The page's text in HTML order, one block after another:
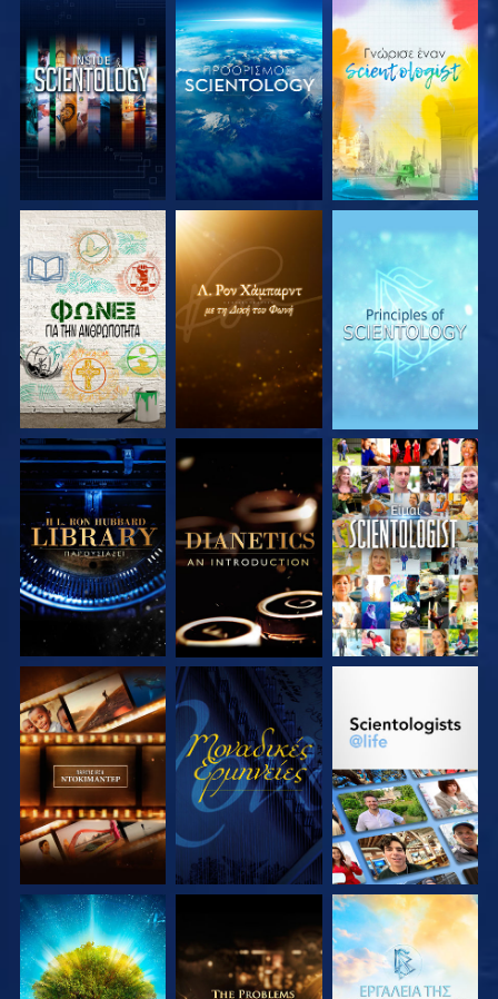
ΕΞΕΡΕΥΝΗΣΤΕ ΤΗ
ΣΕΙΡΑ
ΕΞΕΡΕΥΝΗΣΤΕ ΤΗ
ΣΕΙΡΑ
ΕΞΕΡΕΥΝΗΣΤΕ ΤΗ
ΣΕΙΡΑ
ΕΞΕΡΕΥΝΗΣΤΕ ΤΗ
ΣΕΙΡΑ
ΕΞΕΡΕΥΝΗΣΤΕ ΤΗ
ΣΕΙΡΑ
ΠΑΡΑΚΟΛΟΥΘΗΣΤΕ
ΕΞΕΡΕΥΝΗΣΤΕ ΤΗ
ΣΕΙΡΑ
ΠΑΡΑΚΟΛΟΥΘΗΣΤΕ
ΕΞΕΡΕΥΝΗΣΤΕ ΤΗ
ΕΞΕΡΕΥΝΗΣΤΕ ΤΗ
ΣΕΙΡΑ
ΕΞΕΡΕΥΝΗΣΤΕ ΤΗ
ΣΕΙΡΑ
ΕΞΕΡΕΥΝΗΣΤΕ ΤΗ
ΣΕΙΡΑ